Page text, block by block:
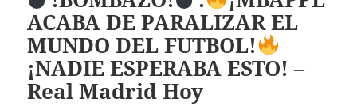
ACABA DE PARALIZAR EL
MUNDO DEL FUTBOL!
¡NADIE ESPERABA ESTO! –
Real Madrid Hoy